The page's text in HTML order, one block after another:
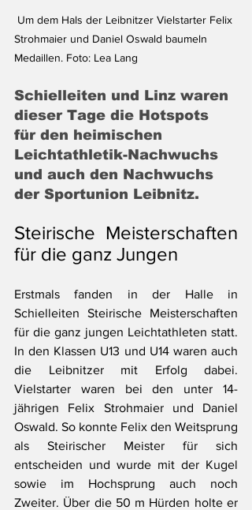
Um dem Hals der Leibnitzer Vielstarter Felix
Strohmaier und Daniel Oswald baumeln
Medaillen. Foto: Lea Lang
Schielleiten und Linz waren
dieser Tage die Hotspots
für den heimischen
Leichtathletik-Nachwuchs
und auch den Nachwuchs
der Sportunion Leibnitz.
Steirische Meisterschaften
für die ganz Jungen
Erstmals fanden in der Halle in
Schielleiten Steirische Meisterschaften
für die ganz jungen Leichtathleten statt.
In den Klassen U13 und U14 waren auch
die Leibnitzer mit Erfolg dabei.
Vielstarter waren bei den unter 14-
jährigen Felix Strohmaier und Daniel
Oswald. So konnte Felix den Weitsprung
als Steirischer Meister für sich
entscheiden und wurde mit der Kugel
sowie im Hochsprung auch noch
Zweiter. Über die 50 m Hürden holte er